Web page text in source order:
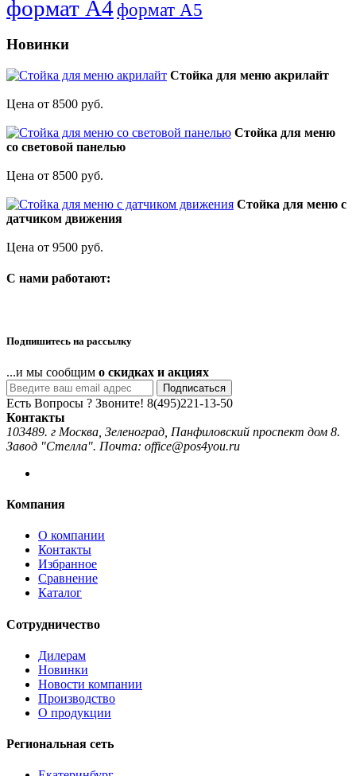
формат А4 формат А5
Новинки
Стойка для меню акрилайт
Цена от 8500 руб.
Стойка для меню
со световой панелью
Цена от 8500 руб.
Стойка для меню с
датчиком движения
Цена от 9500 руб.
C нами работают:
Подпишитесь на рассылку
...и мы сообщим о скидках и акциях
Подписаться
Есть Вопросы ? Звоните! 8(495)221-13-50
Контакты
103489. г Москва, Зеленоград, Панфиловский проспект дом 8.
Завод "Стелла". Почта: office@pos4you.ru
Компания
О компании
Контакты
Избранное
Сравнение
Каталог
Сотрудничество
Дилерам
Новинки
Новости компании
Производство
О продукции
Региональная сеть